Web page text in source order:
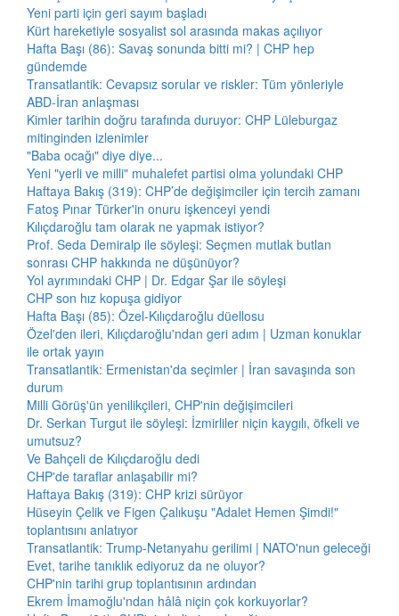
Yeni parti için geri sayım başladı
Kürt hareketiyle sosyalist sol arasında makas açılıyor
Hafta Başı (86): Savaş sonunda bitti mi? | CHP hep
gündemde
Transatlantik: Cevapsız sorular ve riskler: Tüm yönleriyle
ABD-İran anlaşması
Kimler tarihin doğru tarafında duruyor: CHP Lüleburgaz
mitinginden izlenimler
"Baba ocağı" diye diye...
Yeni "yerli ve milli" muhalefet partisi olma yolundaki CHP
Haftaya Bakış (319): CHP’de değişimciler için tercih zamanı
Fatoş Pınar Türker'in onuru işkenceyi yendi
Kılıçdaroğlu tam olarak ne yapmak istiyor?
Prof. Seda Demiralp ile söyleşi: Seçmen mutlak butlan
sonrası CHP hakkında ne düşünüyor?
Yol ayrımındaki CHP | Dr. Edgar Şar ile söyleşi
CHP son hız kopuşa gidiyor
Hafta Başı (85): Özel-Kılıçdaroğlu düellosu
Özel'den ileri, Kılıçdaroğlu'ndan geri adım | Uzman konuklar
ile ortak yayın
Transatlantik: Ermenistan'da seçimler | İran savaşında son
durum
Milli Görüş'ün yenilikçileri, CHP'nin değişimcileri
Dr. Serkan Turgut ile söyleşi: İzmirliler niçin kaygılı, öfkeli ve
umutsuz?
Ve Bahçeli de Kılıçdaroğlu dedi
CHP'de taraflar anlaşabilir mi?
Haftaya Bakış (319): CHP krizi sürüyor
Hüseyin Çelik ve Figen Çalıkuşu "Adalet Hemen Şimdi!"
toplantısını anlatıyor
Transatlantik: Trump-Netanyahu gerilimi | NATO'nun geleceği
Evet, tarihe tanıklık ediyoruz da ne oluyor?
CHP'nin tarihi grup toplantısının ardından
Ekrem İmamoğlu'ndan hâlâ niçin çok korkuyorlar?